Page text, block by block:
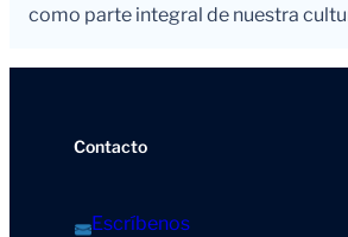
como parte integral de nuestra
Contacto
Escríbenos